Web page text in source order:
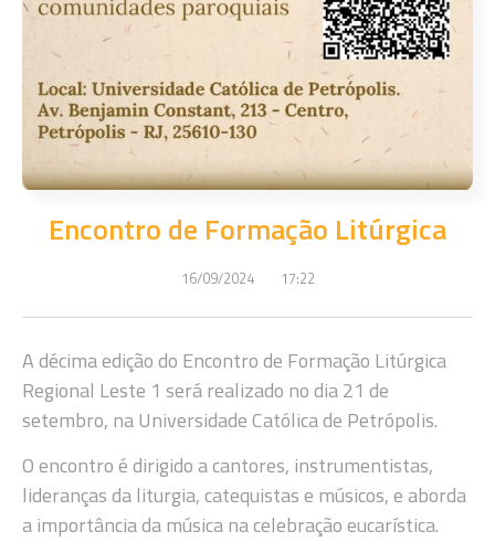
Encontro de Formação Litúrgica
16/09/2024 17:22
A décima edição do Encontro de Formação Litúrgica
Regional Leste 1 será realizado no dia 21 de
setembro, na Universidade Católica de Petrópolis.
O encontro é dirigido a cantores, instrumentistas,
lideranças da liturgia, catequistas e músicos, e aborda
a importância da música na celebração eucarística.